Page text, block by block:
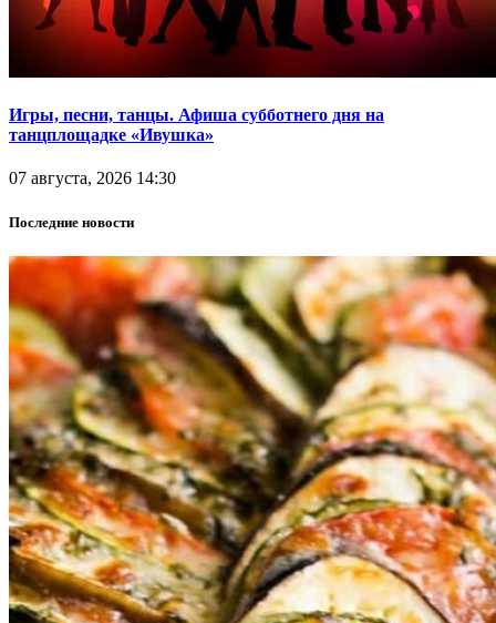
Игры, песни, танцы. Афиша субботнего дня на
танцплощадке «Ивушка»
07 августа, 2026 14:30
Последние новости